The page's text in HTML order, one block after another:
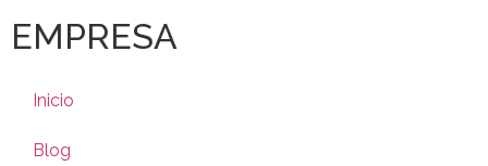
EMPRESA
Inicio
Blog